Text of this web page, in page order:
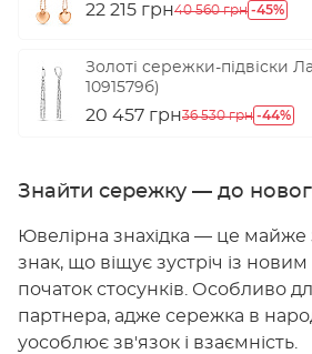
22 215 грн40 560 грн -45%
Золоті сережки-підвіски
1091579б)
20 457 грн36 530 грн -44%
Знайти сережку — до
Ювелірна знахідка — це
знак, що віщує зустріч із
початок стосунків. Особливо
партнера, адже сережка в
уособлює зв'язок і взаємність.